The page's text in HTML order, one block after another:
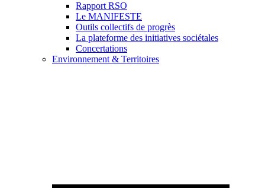
Rapport RSO
Le MANIFESTE
Outils collectifs de progrès
La plateforme des initiatives sociétales
Concertations
Environnement & Territoires